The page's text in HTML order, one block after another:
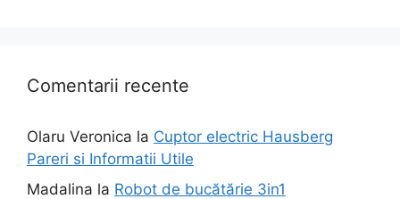
Comentarii recente
Olaru Veronica la Cuptor electric Hausberg
Pareri si Informatii Utile
Madalina la Robot de bucătărie 3in1